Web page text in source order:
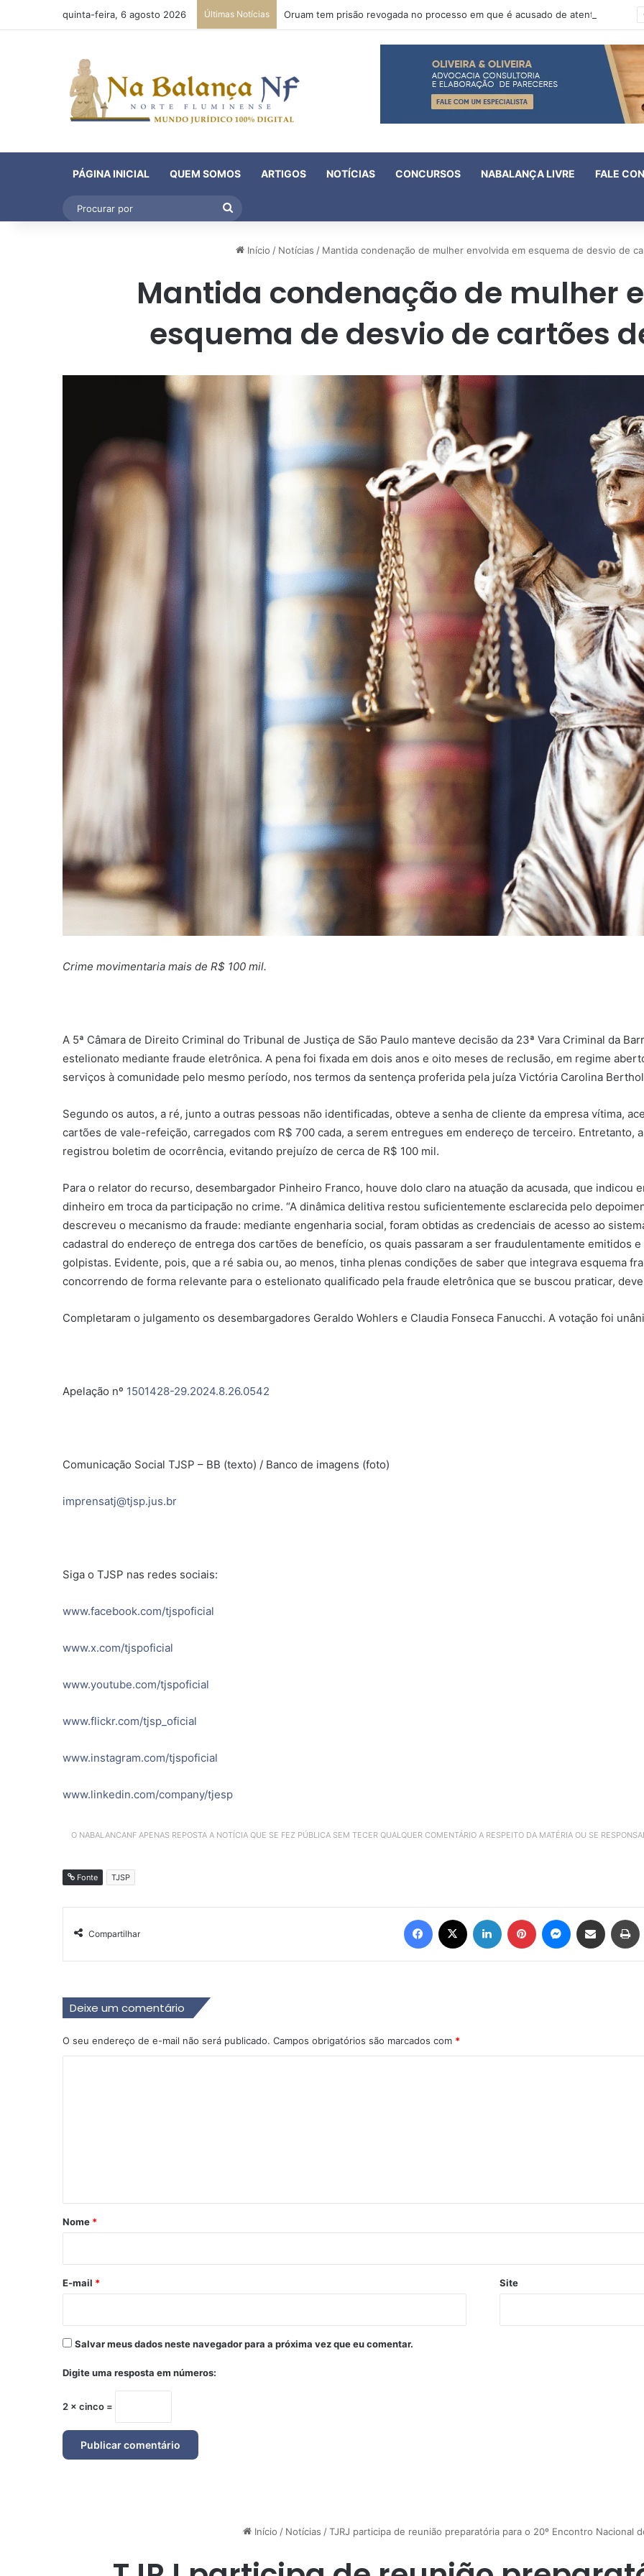
quinta-feira, 6 agosto 2026 Últimas Notícias
PÁGINA INICIAL QUEM SOMOS ARTIGOS NOTÍCIAS CONCURSOS NABALANÇA LIVRE FALE
Início / Notícias / Mantida condenação de mulher envolvida em esquema de desvio de
Mantida condenação de mulher
esquema de desvio de cartões
Crime movimentaria mais de R$ 100 mil.
A 5ª Câmara de Direito Criminal do Tribunal de Justiça de São Paulo manteve decisão da 23ª Vara Criminal da
estelionato mediante fraude eletrônica. A pena foi fixada em dois anos e oito meses de reclusão, em regime
serviços à comunidade pelo mesmo período, nos termos da sentença proferida pela juíza Victória Carolina
Segundo os autos, a ré, junto a outras pessoas não identificadas, obteve a senha de cliente da empresa vítima,
cartões de vale-refeição, carregados com R$ 700 cada, a serem entregues em endereço de terceiro. Entretanto,
registrou boletim de ocorrência, evitando prejuízo de cerca de R$ 100 mil.
Para o relator do recurso, desembargador Pinheiro Franco, houve dolo claro na atuação da acusada, que
dinheiro em troca da participação no crime. “A dinâmica delitiva restou suficientemente esclarecida pelo
descreveu o mecanismo da fraude: mediante engenharia social, foram obtidas as credenciais de acesso ao
cadastral do endereço de entrega dos cartões de benefício, os quais passaram a ser fraudulentamente emitidos
golpistas. Evidente, pois, que a ré sabia ou, ao menos, tinha plenas condições de saber que integrava esquema
concorrendo de forma relevante para o estelionato qualificado pela fraude eletrônica que se buscou praticar,
Completaram o julgamento os desembargadores Geraldo Wohlers e Claudia Fonseca Fanucchi. A votação foi
Apelação nº 1501428-29.2024.8.26.0542
Comunicação Social TJSP – BB (texto) / Banco de imagens (foto)
imprensatj@tjsp.jus.br
Siga o TJSP nas redes sociais:
www.facebook.com/tjspoficial
www.x.com/tjspoficial
www.youtube.com/tjspoficial
www.flickr.com/tjsp_oficial
www.instagram.com/tjspoficial
www.linkedin.com/company/tjesp
O NABALANCANF APENAS REPOSTA A NOTÍCIA QUE SE FEZ PÚBLICA SEM TECER QUALQUER COMENTÁRIO A RESPEITO DA MATÉRIA OU SE
Fonte TJSP
Compartilhar
Deixe um comentário
O seu endereço de e-mail não será publicado. Campos obrigatórios são marcados com *
r
*
Nome *
E-mail * Site
Salvar meus dados neste navegador para a próxima vez que eu comentar.
Digite uma resposta em números:
2 × cinco =